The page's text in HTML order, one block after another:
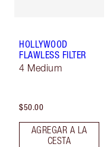
HOLLYWOOD
FLAWLESS FILTER
4 Medium
$50.00
AGREGAR A LA
CESTA